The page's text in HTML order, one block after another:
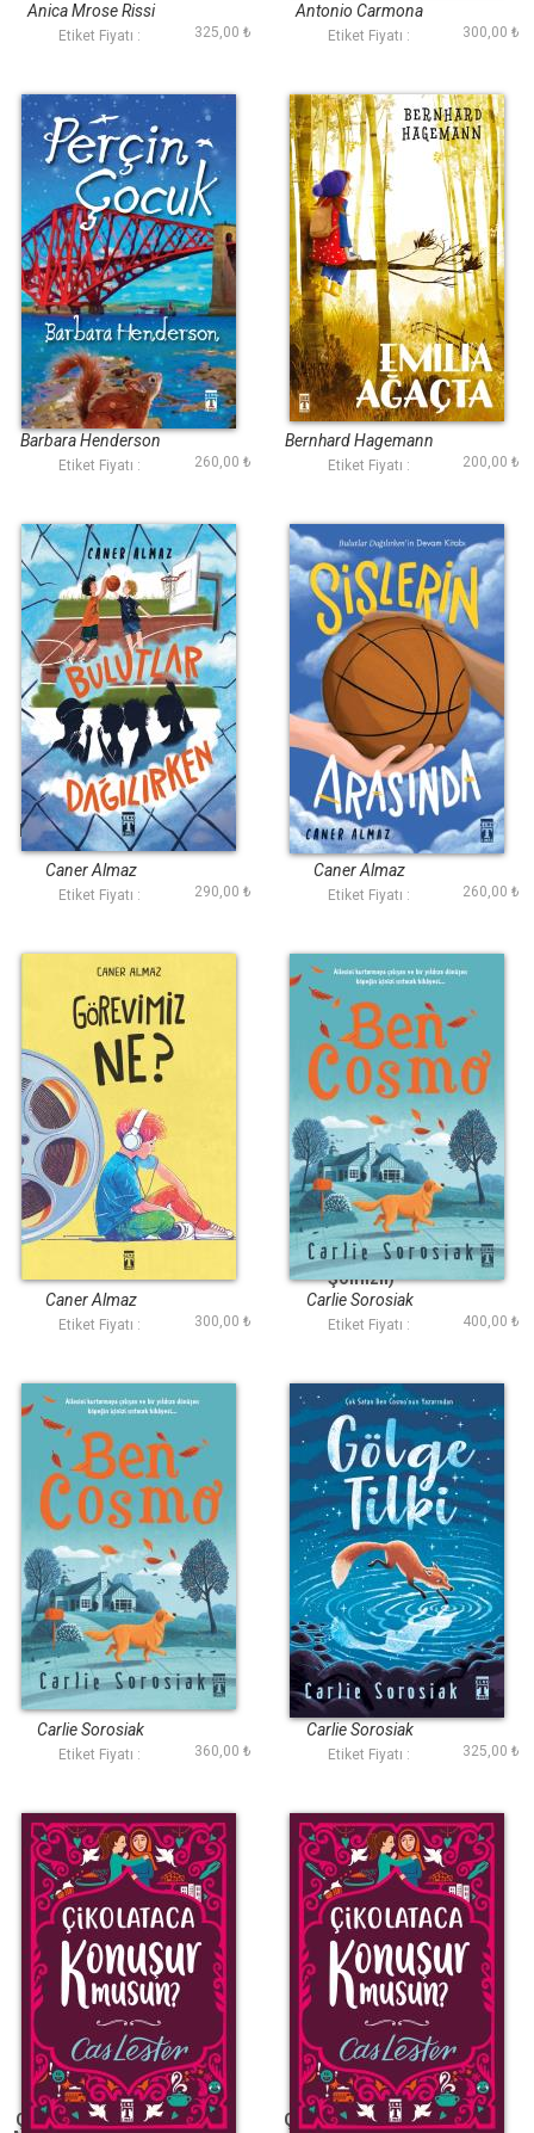
Anica Mrose Rissi
Etiket Fiyatı : 325,00 ₺
Antonio Carmona
Etiket Fiyatı : 300,00 ₺
Perçin Çocuk
Barbara Henderson
Etiket Fiyatı : 260,00 ₺
Emilia Ağaçta
Bernhard Hagemann
Etiket Fiyatı : 200,00 ₺
Bulutlar Dağılırken
Caner Almaz
Etiket Fiyatı : 290,00 ₺
Sislerin Arasında
Caner Almaz
Etiket Fiyatı : 260,00 ₺
Görevimiz Ne
Caner Almaz
Etiket Fiyatı : 300,00 ₺
Ben Cosmo (Ciltli
Şömizli)
Carlie Sorosiak
Etiket Fiyatı : 400,00 ₺
Ben Cosmo
Carlie Sorosiak
Etiket Fiyatı : 360,00 ₺
Gölge Tilki
Carlie Sorosiak
Etiket Fiyatı : 325,00 ₺
Çikolataca Konuşur
Çikolataca Konuşur